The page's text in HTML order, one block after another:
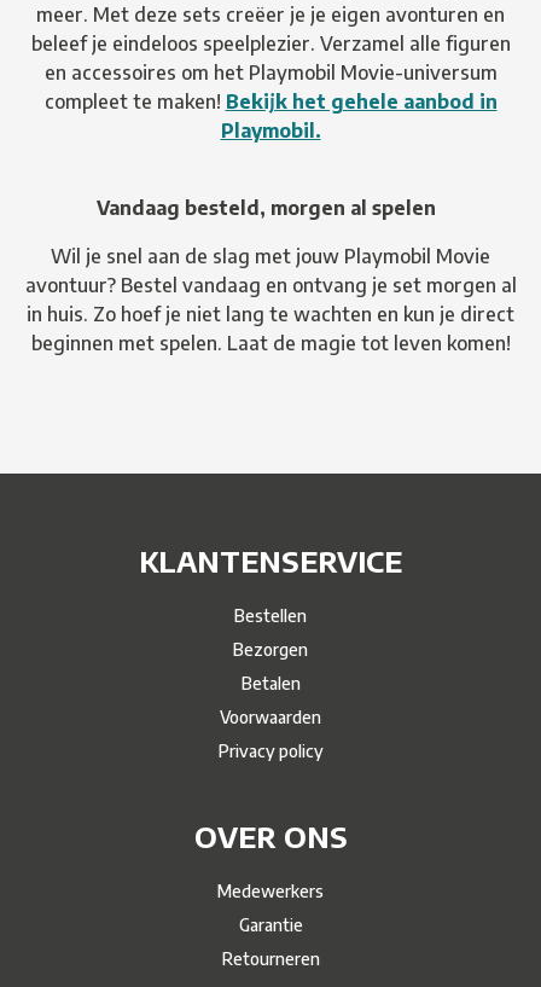
meer. Met deze sets creëer je je eigen avonturen en
beleef je eindeloos speelplezier. Verzamel alle figuren
en accessoires om het Playmobil Movie-universum
compleet te maken! Bekijk het gehele aanbod in
Playmobil.
Vandaag besteld, morgen al spelen
Wil je snel aan de slag met jouw Playmobil Movie
avontuur? Bestel vandaag en ontvang je set morgen al
in huis. Zo hoef je niet lang te wachten en kun je direct
beginnen met spelen. Laat de magie tot leven komen!
KLANTENSERVICE
Bestellen
Bezorgen
Betalen
Voorwaarden
Privacy policy
OVER ONS
Medewerkers
Garantie
Retourneren